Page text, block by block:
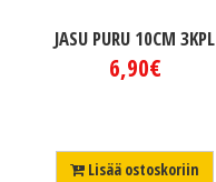
JASU PURU 10CM 3KPL
6,90€
Lisää ostoskoriin